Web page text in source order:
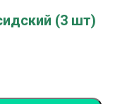
(3 шт)